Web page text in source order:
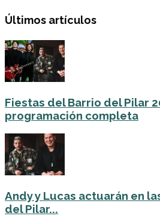
Últimos artículos
Fiestas del Barrio del Pilar
programación completa
Andy y Lucas actuarán en
del Pilar...